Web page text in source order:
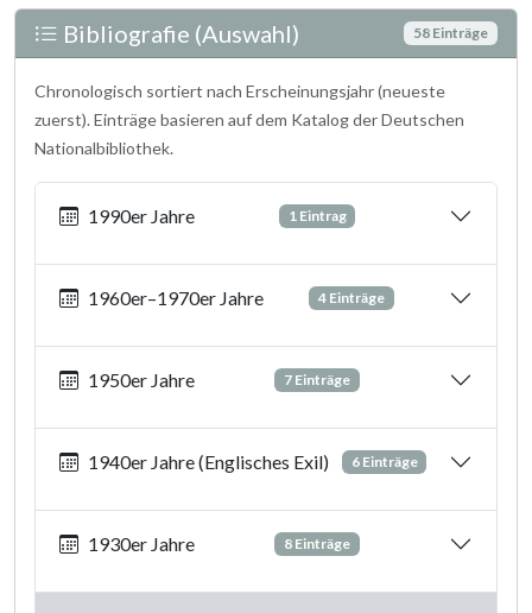
Bibliografie (Auswahl) 58 Einträge
Chronologisch sortiert nach Erscheinungsjahr (neueste
zuerst). Einträge basieren auf dem Katalog der Deutschen
Nationalbibliothek.
1990er Jahre 1 Eintrag
1960er–1970er Jahre 4 Einträge
1950er Jahre 7 Einträge
1940er Jahre (Englisches Exil) 6 Einträge
1930er Jahre 8 Einträge